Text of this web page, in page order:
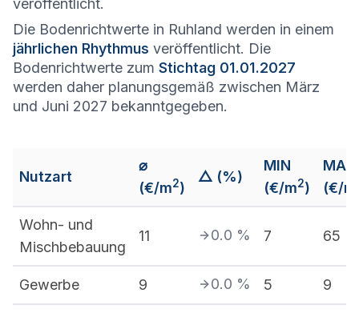
veröffentlicht.
Die Bodenrichtwerte in Ruhland werden in einem
jährlichen Rhythmus veröffentlicht. Die
Bodenrichtwerte zum Stichtag 01.01.2027
werden daher planungsgemäß zwischen März
und Juni 2027 bekanntgegeben.
Nutzart
⌀
(€/m2)
△ (%)
MIN
(€/m2)
MAX
(€/m
Wohn- und
Mischbebauung
11 0.0 % 7 65
Gewerbe 9 0.0 % 5 9